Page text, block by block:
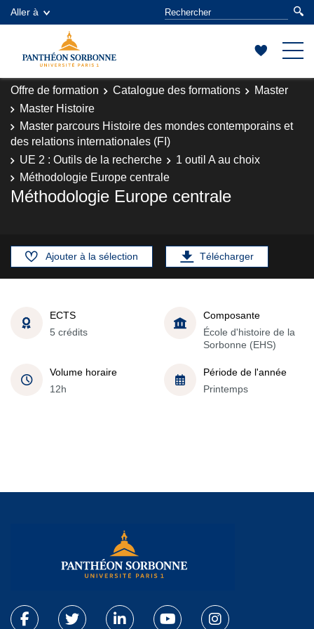
Aller à
Offre de formation Catalogue des formations
Master
Master Histoire
Master parcours Histoire des mondes contemporains et
des relations internationales (FI)
UE 2 : Outils de la recherche
1 outil A au choix
Méthodologie Europe centrale
Méthodologie Europe centrale
Ajouter à la sélection Télécharger
ECTS
5 crédits
Composante
École d'histoire de la
Sorbonne (EHS)
Volume horaire
12h
Période de l'année
Printemps